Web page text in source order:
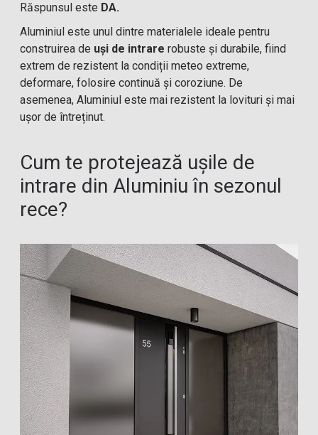
Răspunsul este DA.
Aluminiul este unul dintre materialele ideale pentru
construirea de uși de intrare robuste și durabile, fiind
extrem de rezistent la condiții meteo extreme,
deformare, folosire continuă și coroziune. De
asemenea, Aluminiul este mai rezistent la lovituri și mai
ușor de întreținut.
Cum te protejează ușile de
intrare din Aluminiu în sezonul
rece?